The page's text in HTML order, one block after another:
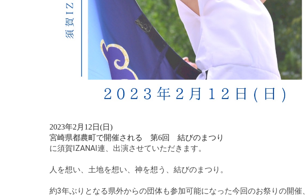
2023年2月12日(日)
宮崎県都農町で開催される 第6回 結びのまつり
に須賀IZANAI連、出演させていただきます。
人を想い、土地を想い、神を想う、結びのまつり。
約3年ぶりとなる県外からの団体も参加可能になった今回のお祭りの開催、